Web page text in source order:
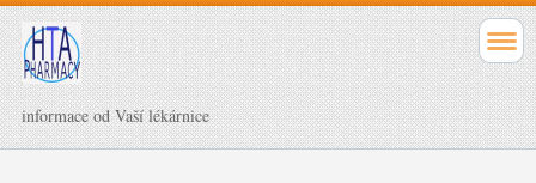
informace od Vaší lékárnice